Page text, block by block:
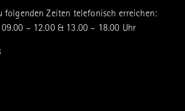
folgenden Zeiten telefonisch erreichen:
– 12.00 & 13.00 – 18.00 Uhr